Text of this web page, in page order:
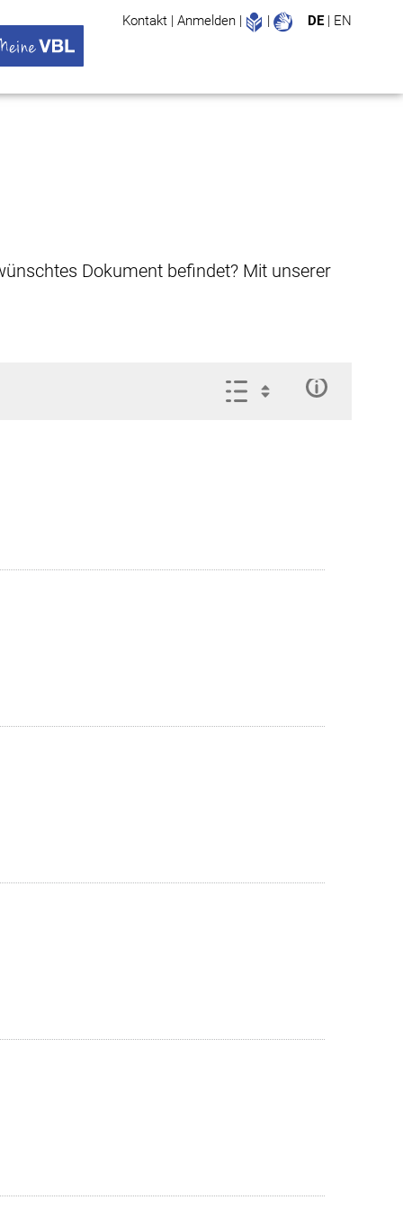
Kontakt | Anmelden | Leichte Sprache
| DE | EN
Dokument befindet? Mit unserer